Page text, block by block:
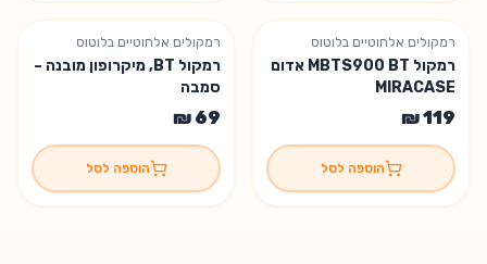
רמקולים אלחוטיים בלוטוס
רמקול MBTS900 BT אדום
MIRACASE
הוספה לסל
רמקולים אלחוטיים בלוטוס
רמקול BT, מיקרופון מובנה –
סמבה
הוספה לסל